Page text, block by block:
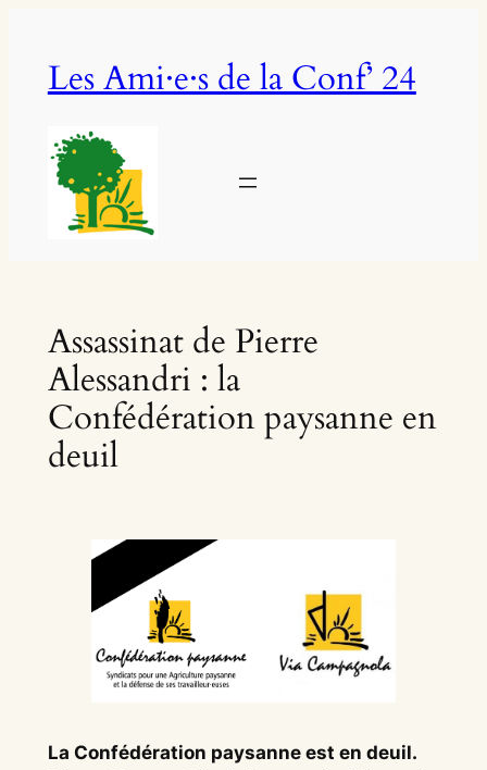
contenuLes Ami·e·s de la Conf’ 24
Assassinat de Pierre
Alessandri : la
Confédération paysanne en
deuil
La Confédération paysanne est en deuil.